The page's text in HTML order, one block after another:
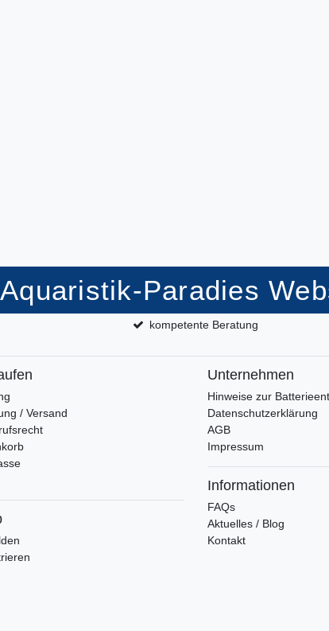
Aquaristik-Paradies
kompetente Beratung
/ Versand
Unternehmen
Hinweise zur
Datenschutzerklärung
AGB
Impressum
Informationen
FAQs
Aktuelles / Blog
Kontakt